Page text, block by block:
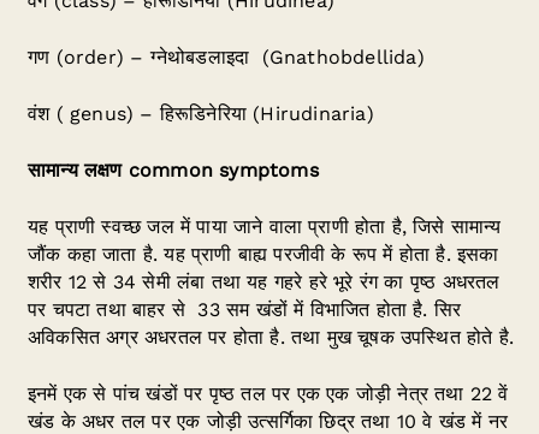
गण (order) – ग्नेथोबडलाइदा (Gnathobdellida)
वंश ( genus) – हिरूडिनेरिया (Hirudinaria)
सामान्य लक्षण common symptoms
यह प्राणी स्वच्छ जल में पाया जाने वाला प्राणी होता है, जिसे सामान्य
जौंक कहा जाता है. यह प्राणी बाह्य परजीवी के रूप में होता है. इसका
शरीर 12 से 34 सेमी लंबा तथा यह गहरे हरे भूरे रंग का पृष्ठ अधरतल
पर चपटा तथा बाहर से 33 सम खंडों में विभाजित होता है. सिर
अविकसित अग्र अधरतल पर होता है. तथा मुख चूषक उपस्थित होते है.
इनमें एक से पांच खंडों पर पृष्ठ तल पर एक एक जोड़ी नेत्र तथा 22 वें
खंड के अधर तल पर एक जोड़ी उत्सर्गिका छिद्र तथा 10 वे खंड में नर